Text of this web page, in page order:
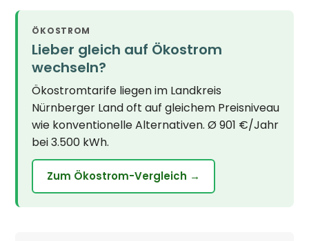
ÖKOSTROM
Lieber gleich auf Ökostrom
wechseln?
Ökostromtarife liegen im Landkreis
Nürnberger Land oft auf gleichem Preisniveau
wie konventionelle Alternativen. Ø 901 €/Jahr
bei 3.500 kWh.
Zum Ökostrom-Vergleich →